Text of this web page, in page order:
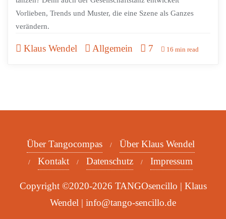
Vorlieben, Trends und Muster, die eine Szene als Ganzes
verändern.
Klaus Wendel Allgemein 7 16 min read
Über Tangocompas
Über Klaus Wendel
Kontakt
Datenschutz Impressum
Copyright ©2020-2026 TANGOsencillo | Klaus
Wendel | info@tango-sencillo.de